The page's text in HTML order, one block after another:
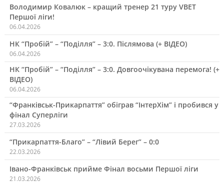
Володимир Ковалюк – кращий тренер 21 туру VBET
Першої ліги!
06.04.2026
НК “Пробій” – “Поділля” – 3:0. Післямова (+ ВІДЕО)
06.04.2026
НК “Пробій” – “Поділля” – 3:0. Довгоочікувана перемога! (+
ВІДЕО)
06.04.2026
“Франківськ-Прикарпаття” обіграв “ІнтерХім” і пробився у
фінал Суперліги
27.03.2026
“Прикарпаття-Благо” – “Лівий Берег” – 0:0
22.03.2026
Івано-Франківськ прийме Фінал восьми Першої ліги
21.03.2026